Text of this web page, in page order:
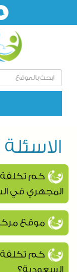
كم تكلفة
المجهري في
موقع
كم تكلفة
السعودية؟